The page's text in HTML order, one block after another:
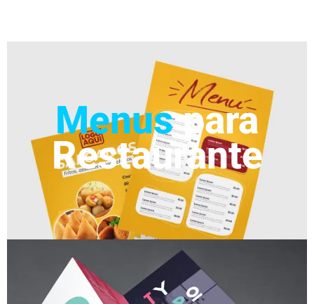
Menuspara
Restaurante